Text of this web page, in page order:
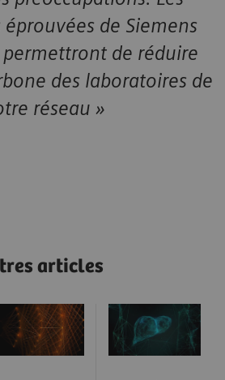
de Siemens
de réduire
des laboratoires de
réseau »
articles